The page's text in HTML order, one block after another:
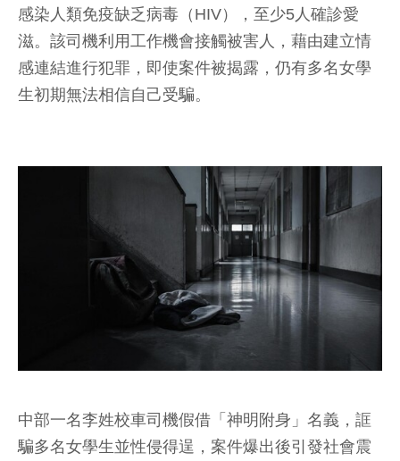
感染人類免疫缺乏病毒（HIV），至少5人確診愛
滋。該司機利用工作機會接觸被害人，藉由建立情
感連結進行犯罪，即使案件被揭露，仍有多名女學
生初期無法相信自己受騙。
中部一名李姓校車司機假借「神明附身」名義，誆
騙多名女學生並性侵得逞，案件爆出後引發社會震